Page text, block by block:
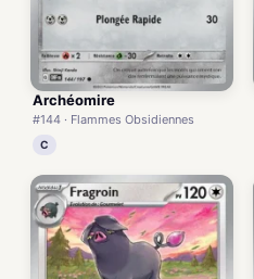
Archéomire
#144 · Flammes Obsidiennes
C